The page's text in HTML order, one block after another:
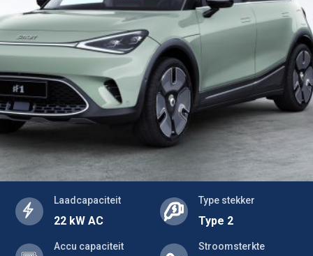
Laadcapaciteit
22 kW AC
Type stekker
Type 2
Accu capaciteit Stroomsterkte